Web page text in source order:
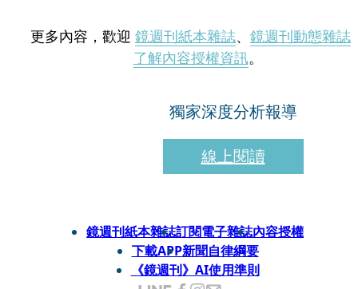
更多內容，歡迎 鏡週刊紙本雜誌、 鏡週刊動態雜誌
了解內容授權資訊。
獨家深度分析報導
線上閱讀
鏡週刊紙本雜誌訂閱電子雜誌內容授權
下載APP新聞自律綱要
《鏡週刊》AI使用準則